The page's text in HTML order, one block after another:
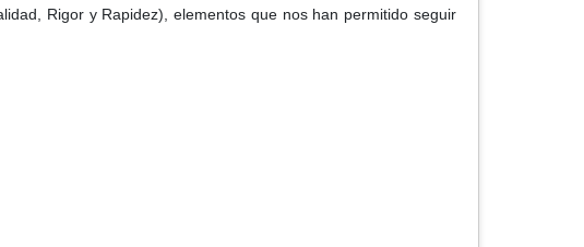
Rigor y Rapidez), elementos que nos han permitido seguir